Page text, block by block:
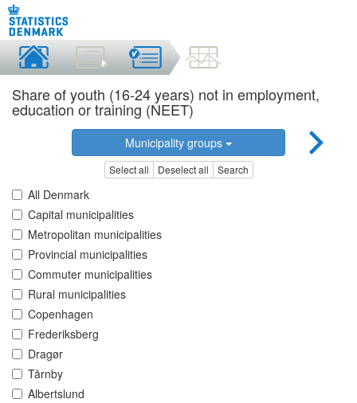
Share of youth (16-24 years) not in employment,
education or training (NEET)
Municipality groups
Select all Deselect all Search
All Denmark
Capital municipalities
Metropolitan municipalities
Provincial municipalities
Commuter municipalities
Rural municipalities
Copenhagen
Frederiksberg
Dragør
Tårnby
Albertslund